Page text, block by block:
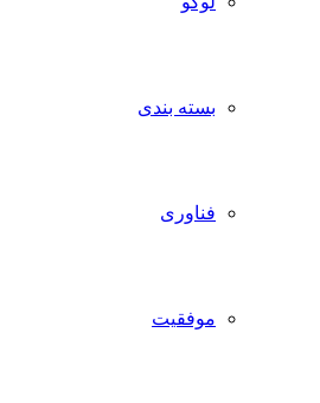
بسته بندی
فناوری
موفقیت